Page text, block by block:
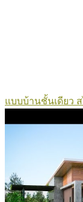
แบบบ้านชั้นเดียว